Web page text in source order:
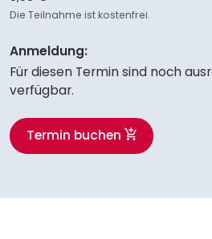
Die Teilnahme ist kostenfrei.
Anmeldung:
Für diesen Termin sind noch
verfügbar.
Termin buchen